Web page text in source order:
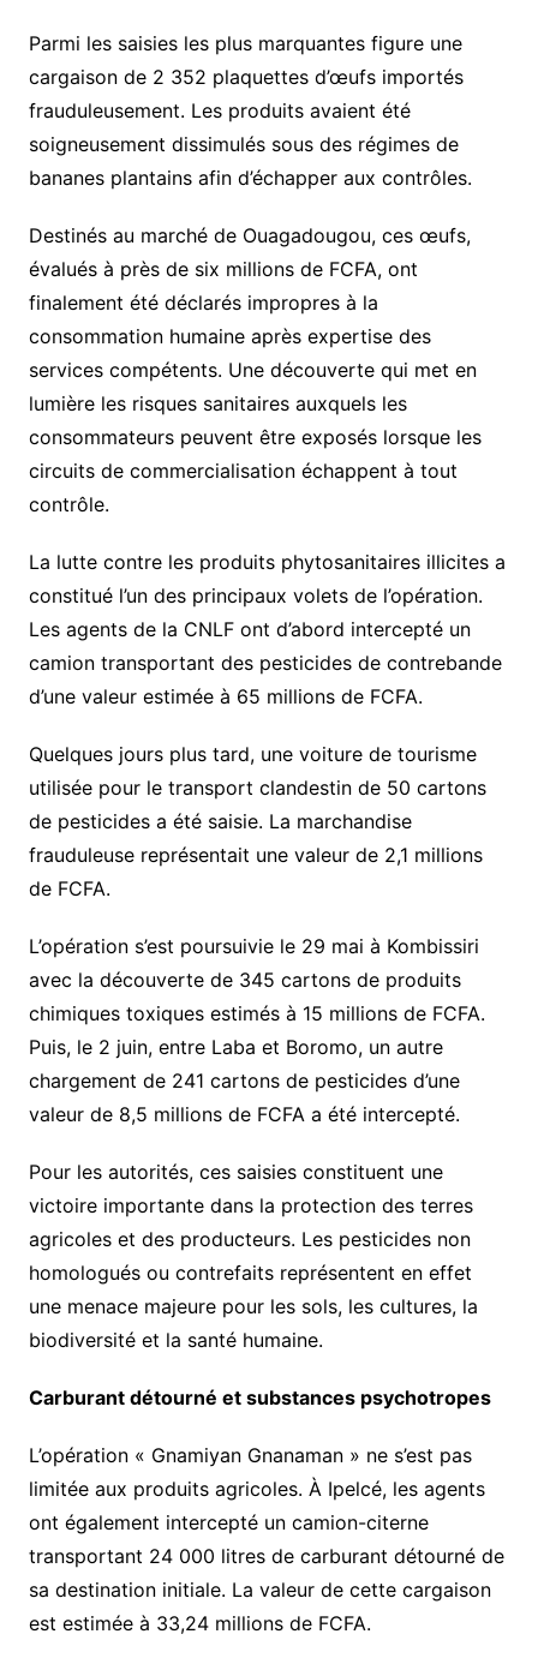
Parmi les saisies les plus marquantes figure une
cargaison de 2 352 plaquettes d’œufs importés
frauduleusement. Les produits avaient été
soigneusement dissimulés sous des régimes de
bananes plantains afin d’échapper aux contrôles.
Destinés au marché de Ouagadougou, ces œufs,
évalués à près de six millions de FCFA, ont
finalement été déclarés impropres à la
consommation humaine après expertise des
services compétents. Une découverte qui met en
lumière les risques sanitaires auxquels les
consommateurs peuvent être exposés lorsque les
circuits de commercialisation échappent à tout
contrôle.
La lutte contre les produits phytosanitaires illicites a
constitué l’un des principaux volets de l’opération.
Les agents de la CNLF ont d’abord intercepté un
camion transportant des pesticides de contrebande
d’une valeur estimée à 65 millions de FCFA.
Quelques jours plus tard, une voiture de tourisme
utilisée pour le transport clandestin de 50 cartons
de pesticides a été saisie. La marchandise
frauduleuse représentait une valeur de 2,1 millions
de FCFA.
L’opération s’est poursuivie le 29 mai à Kombissiri
avec la découverte de 345 cartons de produits
chimiques toxiques estimés à 15 millions de FCFA.
Puis, le 2 juin, entre Laba et Boromo, un autre
chargement de 241 cartons de pesticides d’une
valeur de 8,5 millions de FCFA a été intercepté.
Pour les autorités, ces saisies constituent une
victoire importante dans la protection des terres
agricoles et des producteurs. Les pesticides non
homologués ou contrefaits représentent en effet
une menace majeure pour les sols, les cultures, la
biodiversité et la santé humaine.
Carburant détourné et substances psychotropes
L’opération « Gnamiyan Gnanaman » ne s’est pas
limitée aux produits agricoles. À Ipelcé, les agents
ont également intercepté un camion-citerne
transportant 24 000 litres de carburant détourné de
sa destination initiale. La valeur de cette cargaison
est estimée à 33,24 millions de FCFA.